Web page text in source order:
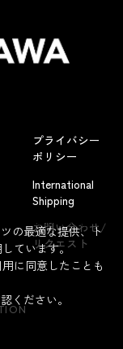
よくあるお問い合わせ
プライバシー
ポリシー
International
Shipping
お問い合わせ/
リクエスト
の最適な提供、ト
ています。
に同意したことも
ください。